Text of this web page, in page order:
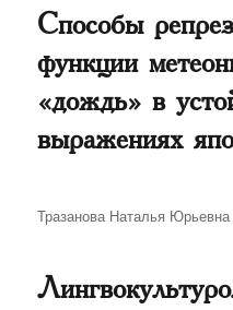
Способы
функции
«дождь» в
выражениях
Автор
Тразанова Наталья Юрьевна